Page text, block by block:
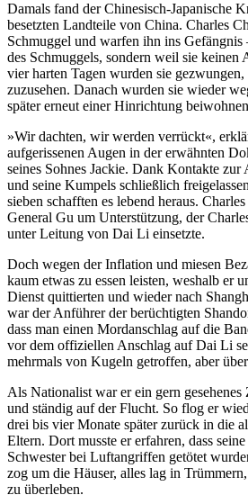
Damals fand der Chinesisch-Japanische
besetzten Landteile von China. Charles
Schmuggel und warfen ihn ins
des Schmuggels, sondern weil sie keinen
vier harten Tagen wurden sie
zuzusehen. Danach wurden sie wieder
später erneut einer Hinrichtung
»Wir dachten, wir werden verrückt«,
aufgerissenen Augen in der erwähnten
seines Sohnes Jackie. Dank Kontakte zur
und seine Kumpels schließlich
sieben schafften es lebend heraus.
General Gu um Unterstützung, der
unter Leitung von Dai Li einsetzte.
Doch wegen der Inflation und miesen
kaum etwas zu essen leisten, weshalb er
Dienst quittierten und wieder nach
war der Anführer der berüchtigten
dass man einen Mordanschlag auf die
vor dem offiziellen Anschlag auf Dai Li
mehrmals von Kugeln getroffen, aber
Als Nationalist war er ein gern
und ständig auf der Flucht. So flog er
drei bis vier Monate später zurück in die
Eltern. Dort musste er erfahren, dass
Schwester bei Luftangriffen getötet
zog um die Häuser, alles lag in
zu überleben.